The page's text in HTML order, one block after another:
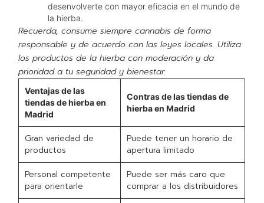
desenvolverte con mayor eficacia en el mundo de
la hierba.
Recuerda, consume siempre cannabis de forma
responsable y de acuerdo con las leyes locales. Utiliza
los productos de la hierba con moderación y da
prioridad a tu seguridad y bienestar.
Ventajas de las
tiendas de hierba en
Madrid
Contras de las tiendas de
hierba en Madrid
Gran variedad de
productos
Puede tener un horario de
apertura limitado
Personal competente
para orientarle
Puede ser más caro que
comprar a los distribuidores